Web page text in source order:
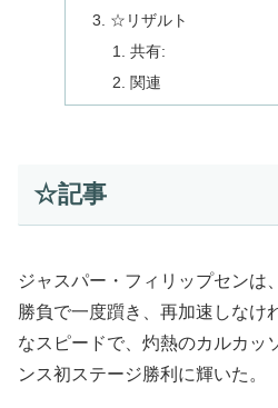
☆リザルト
共有:
関連
☆記事
ジャスパー・フィリップセンは
勝負で一度躓き、再加速しなけ
なスピードで、灼熱のカルカッ
ンス初ステージ勝利に輝いた。